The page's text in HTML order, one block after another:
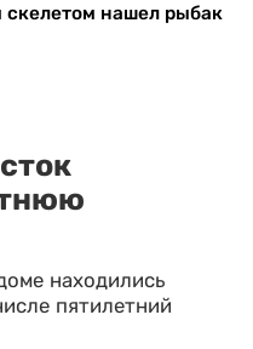
скелетом нашел рыбак
находились
пятилетний